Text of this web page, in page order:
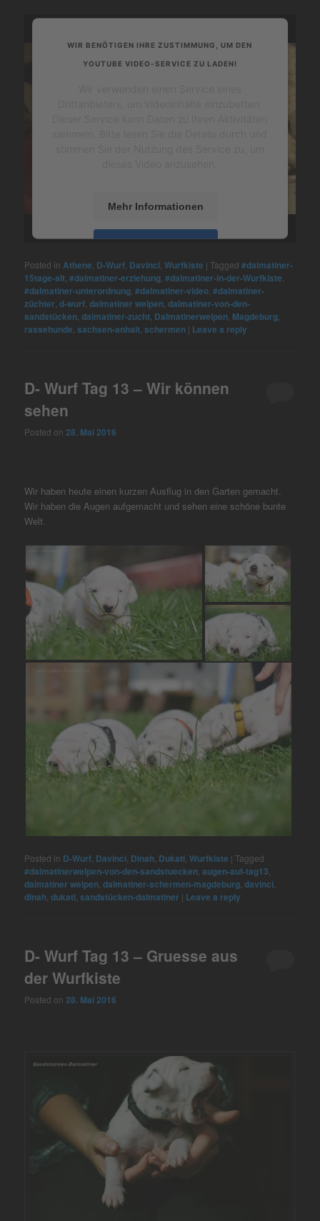
WIR BENÖTIGEN IHRE ZUSTIMMUNG, UM DEN
YOUTUBE VIDEO-SERVICE ZU LADEN!
Mehr Informationen
powered byUsercentrics Consent
Management Platform&eRecht24
Posted in Athene D-Wurf Davinci ,Wurfkiste |Tagged #dalmatiner-
15tage-alt ,#dalmatiner-erziehung ,#dalmatiner-in-der-Wurfkiste
#dalmatiner-unterordnung ,#dalmatiner-video ,#dalmatiner-
züchter ,d-wurf ,dalmatiner welpen ,dalmatiner-von-den-
sandstücken ,dalmatiner-zucht Dalmatinerwelpen Magdeburg
rassehunde ,sachsen-anhalt ,schermen | Leave a reply
D- Wurf Tag 13 – Wir können
sehen
Posted on28. Mai 2016
Wir haben heute einen kurzen Ausflug in den Garten gemacht.
Wir haben die Augen aufgemacht und sehen eine schöne bunte
Welt.
Posted in D-Wurf Davinci Dinah Dukati ,Wurfkiste |Tagged
#dalmatinerwelpen-von-den-sandstuecken ,augen-auf-tag13
dalmatiner welpen ,dalmatiner-schermen-magdeburg ,davinci
dinah ,dukati ,sandstücken-dalmatiner | Leave a reply
D- Wurf Tag 13 – Gruesse aus
der Wurfkiste
Posted on28. Mai 2016